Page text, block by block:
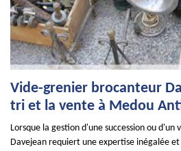
Vide-grenier brocanteur
tri et la vente à Medou
Lorsque la gestion d'une succession ou
Davejean requiert une expertise inégalée